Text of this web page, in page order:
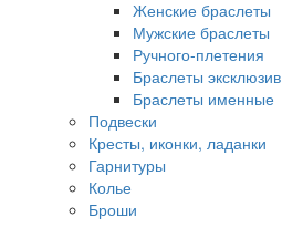
Женские браслеты
Мужские браслеты
Ручного-плетения
Браслеты эксклюзив
Браслеты именные
Подвески
Кресты, иконки, ладанки
Гарнитуры
Колье
Броши